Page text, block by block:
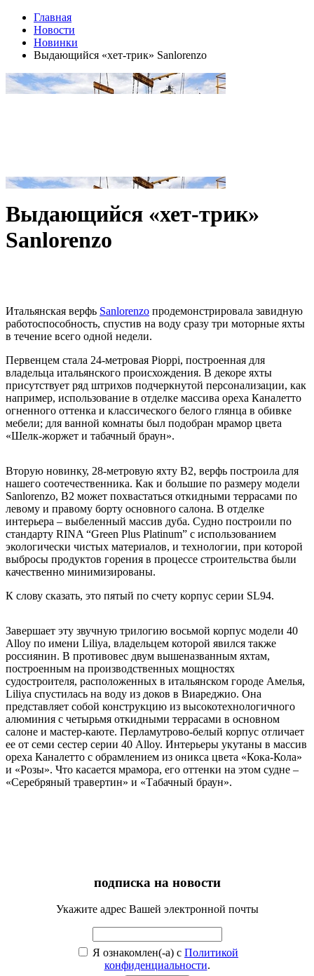
Главная
Новости
Новинки
Выдающийся «хет-трик» Sanlorenzo
Выдающийся «хет-трик»
Sanlorenzo
Итальянская верфь Sanlorenzo продемонстрировала завидную
работоспособность, спустив на воду сразу три моторные яхты
в течение всего одной недели.
Первенцем стала 24-метровая Pioppi, построенная для
владельца итальянского происхождения. В декоре яхты
присутствует ряд штрихов подчеркнутой персонализации, как
например, использование в отделке массива ореха Каналетто
огненного оттенка и классического белого глянца в обивке
мебели; для ванной комнаты был подобран мрамор цвета
«Шелк-жоржет и табачный браун».
Вторую новинку, 28-метровую яхту B2, верфь построила для
нашего соотечественника. Как и большие по размеру модели
Sanlorenzo, B2 может похвастаться откидными террасами по
левому и правому борту основного салона. В отделке
интерьера – выбеленный массив дуба. Судно построили по
стандарту RINA “Green Plus Platinum” с использованием
экологически чистых материалов, и технологии, при которой
выбросы продуктов горения в процессе строительства были
качественно минимизированы.
К слову сказать, это пятый по счету корпус серии SL94.
Завершает эту звучную трилогию восьмой корпус модели 40
Alloy по имени Liliya, владельцем которой явился также
россиянин. В противовес двум вышеназванным яхтам,
построенным на производственных мощностях
судостроителя, расположенных в итальянском городе Амелья,
Liliya спустилась на воду из доков в Виареджио. Она
представляет собой конструкцию из высокотехнологичного
алюминия с четырьмя откидными террасами в основном
салоне и мастер-каюте. Перламутрово-белый корпус отличает
ее от семи сестер серии 40 Alloy. Интерьеры укутаны в массив
ореха Каналетто с обрамлением из оникса цвета «Кока-Кола»
и «Розы». Что касается мрамора, его оттенки на этом судне –
«Серебряный травертин» и «Табачный браун».
подписка на новости
Укажите адрес Вашей электронной почты
Я ознакомлен(-а) с Политикой
конфиденциальности.